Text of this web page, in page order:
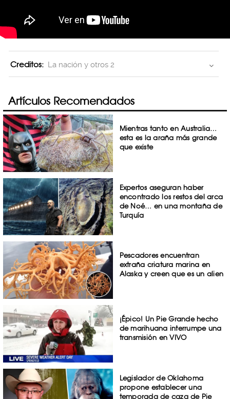
Creditos: La nación y otros 2
Artículos Recomendados
Mientras tanto en Australia…
esta es la araña más grande
que existe
Expertos aseguran haber
encontrado los restos del arca
de Noé… en una montaña de
Turquía
Pescadores encuentran
extraña criatura marina en
Alaska y creen que es un alien
¡Épico! Un Pie Grande hecho
de marihuana interrumpe una
transmisión en VIVO
Legislador de Oklahoma
propone establecer una
temporada de caza de Pie